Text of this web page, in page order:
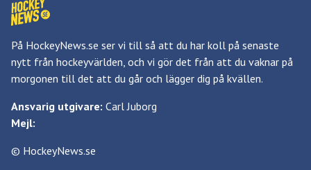
På HockeyNews.se ser vi till så att du har koll på senaste
nytt från hockeyvärlden, och vi gör det från att du vaknar på
morgonen till det att du går och lägger dig på kvällen.
Ansvarig utgivare: Carl Juborg
Mejl:
© HockeyNews.se